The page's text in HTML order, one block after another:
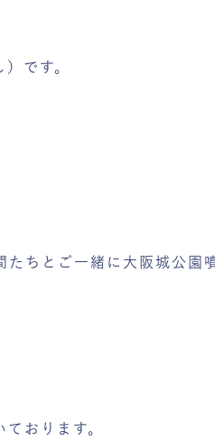
です。
ちとご一緒に大阪城公園
おります。